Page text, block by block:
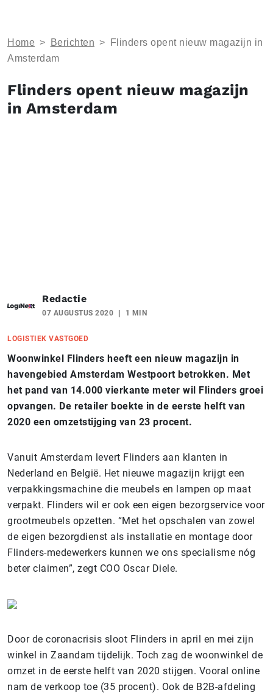
Home > Berichten >
Flinders opent nieuw magazijn in
Amsterdam
Flinders opent nieuw magazijn
in Amsterdam
Redactie
07 AUGUSTUS 2020 1 MIN
LOGISTIEK VASTGOED
Woonwinkel Flinders heeft een nieuw magazijn in
havengebied Amsterdam Westpoort betrokken. Met
het pand van 14.000 vierkante meter wil Flinders groei
opvangen. De retailer boekte in de eerste helft van
2020 een omzetstijging van 23 procent.
Vanuit Amsterdam levert Flinders aan klanten in
Nederland en België. Het nieuwe magazijn krijgt een
verpakkingsmachine die meubels en lampen op maat
verpakt. Flinders wil er ook een eigen bezorgservice voor
grootmeubels opzetten. “Met het opschalen van zowel
de eigen bezorgdienst als installatie en montage door
Flinders-medewerkers kunnen we ons specialisme nóg
beter claimen”, zegt COO Oscar Diele.
Door de coronacrisis sloot Flinders in april en mei zijn
winkel in Zaandam tijdelijk. Toch zag de woonwinkel de
omzet in de eerste helft van 2020 stijgen. Vooral online
nam de verkoop toe (35 procent). Ook de B2B-afdeling